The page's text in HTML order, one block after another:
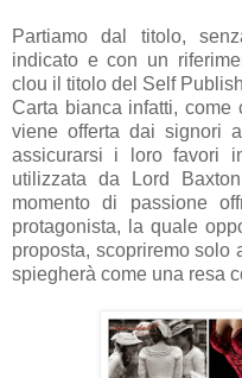
Partiamo dal titolo,
indicato e con un
clou il titolo del Self
Carta bianca infatti, come
viene offerta dai signori
assicurarsi i loro favori
utilizzata da Lord
momento di passione
protagonista, la quale
proposta, scopriremo solo
spiegherà come una resa